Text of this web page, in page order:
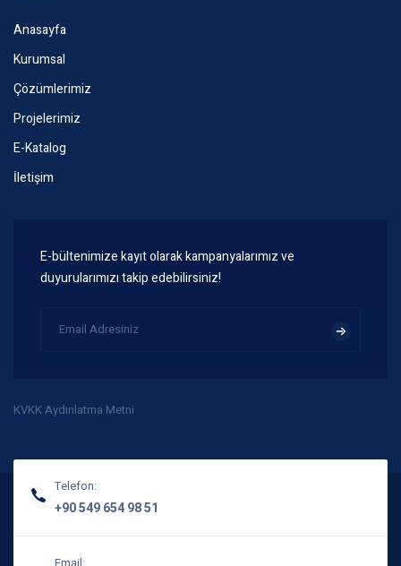
Anasayfa
Kurumsal
Çözümlerimiz
Projelerimiz
E-Katalog
İletişim
E-bültenimize kayıt olarak kampanyalarımız ve
duyurularımızı takip edebilirsiniz!
KVKK Aydınlatma Metni
Telefon:
+90 549 654 98 51